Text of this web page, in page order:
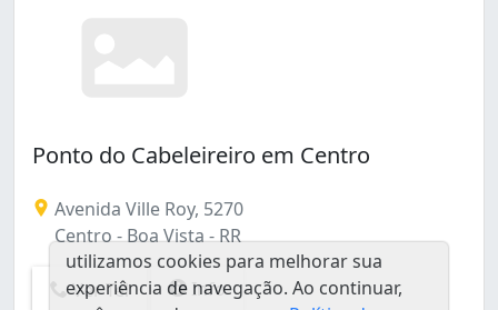
Ponto do Cabeleireiro em Centro
Avenida Ville Roy, 5270
Centro - Boa Vista - RR
Ver Tel Info
utilizamos cookies para melhorar sua
experiência de navegação. Ao continuar,